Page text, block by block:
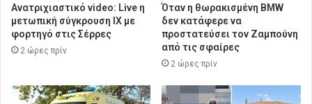
Ανατριχιαστικό video: Live η
μετωπική σύγκρουση ΙΧ με
φορτηγό στις Σέρρες
2 ώρες πρίν
Όταν η θωρακισμένη BMW
δεν κατάφερε να
προστατεύσει τον Ζαμπούνη
από τις σφαίρες
2 ώρες πρίν